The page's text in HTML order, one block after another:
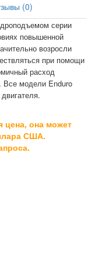
(0)
серии
повышенной
возросли
при помощи
расход
Все модели Enduro
цена, она может
США.